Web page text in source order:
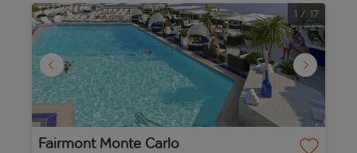
1 / 17
Fairmont Monte Carlo